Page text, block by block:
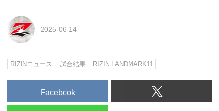
2025-06-14
RIZINニュース 試合結果 RIZIN LANDMARK11
Facebook